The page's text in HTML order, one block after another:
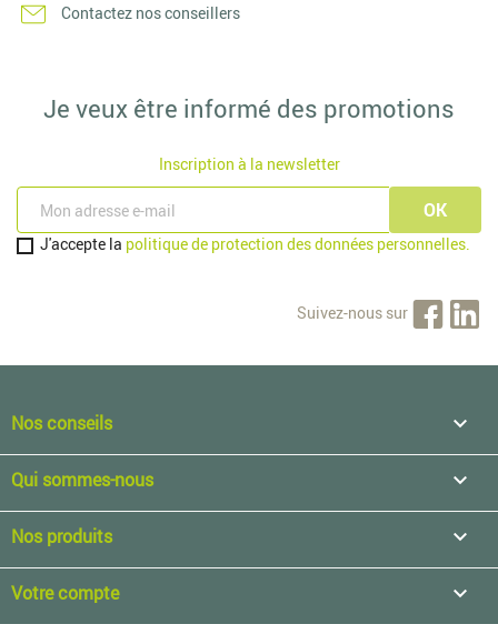
Contactez nos conseillers
Je veux être informé des promotions
Inscription à la newsletter
J'accepte la politique de protection des données personnelles.
Suivez-nous sur
Nos conseils 
Qui sommes-nous 
Nos produits 
Votre compte 